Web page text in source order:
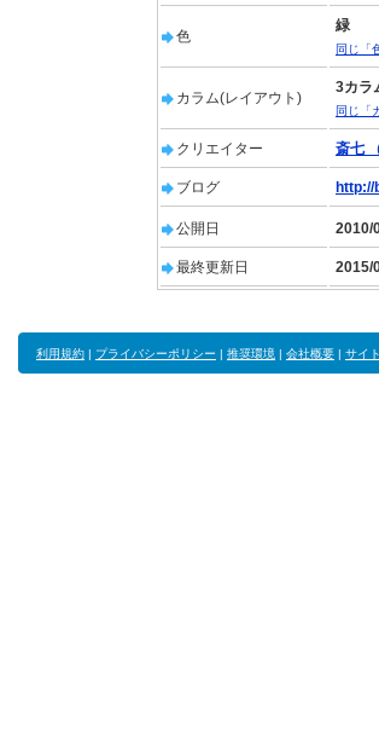
色
緑
同じ「
カラム(レイアウト)
3カラ
同じ「
クリエイター 斎七
ブログ
公開日 2010/
最終更新日 2015/
利用規約 | プライバシーポリシー | 推奨環境 | 会社概要 | サイ